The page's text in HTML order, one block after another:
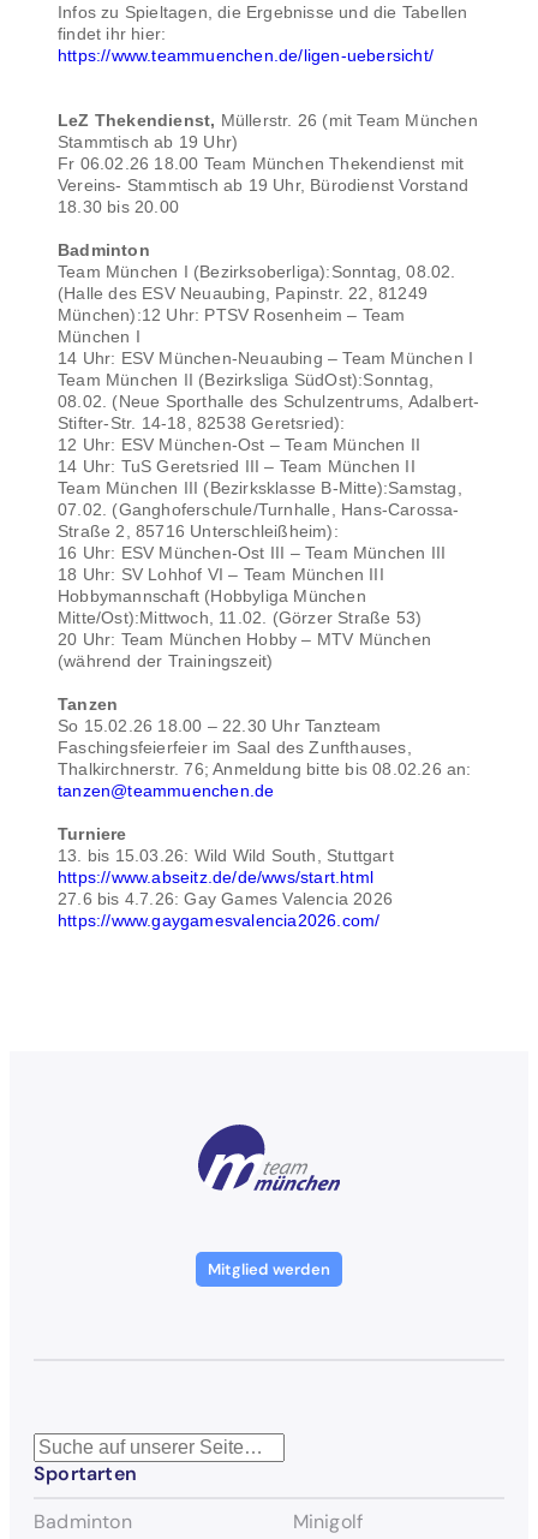
Infos zu Spieltagen, die Ergebnisse und die Tabellen
findet ihr hier:
https://www.teammuenchen.de/ligen-uebersicht/
LeZ Thekendienst, Müllerstr. 26 (mit Team München
Stammtisch ab 19 Uhr)
Fr 06.02.26 18.00 Team München Thekendienst mit
Vereins- Stammtisch ab 19 Uhr, Bürodienst Vorstand
18.30 bis 20.00
Badminton
Team München I (Bezirksoberliga):Sonntag, 08.02.
(Halle des ESV Neuaubing, Papinstr. 22, 81249
München):12 Uhr: PTSV Rosenheim – Team
München I
14 Uhr: ESV München-Neuaubing – Team München I
Team München II (Bezirksliga SüdOst):Sonntag,
08.02. (Neue Sporthalle des Schulzentrums, Adalbert-
Stifter-Str. 14-18, 82538 Geretsried):
12 Uhr: ESV München-Ost – Team München II
14 Uhr: TuS Geretsried III – Team München II
Team München III (Bezirksklasse B-Mitte):Samstag,
07.02. (Ganghoferschule/Turnhalle, Hans-Carossa-
Straße 2, 85716 Unterschleißheim):
16 Uhr: ESV München-Ost III – Team München III
18 Uhr: SV Lohhof VI – Team München III
Hobbymannschaft (Hobbyliga München
Mitte/Ost):Mittwoch, 11.02. (Görzer Straße 53)
20 Uhr: Team München Hobby – MTV München
(während der Trainingszeit)
Tanzen
So 15.02.26 18.00 – 22.30 Uhr Tanzteam
Faschingsfeierfeier im Saal des Zunfthauses,
Thalkirchnerstr. 76; Anmeldung bitte bis 08.02.26 an:
tanzen@teammuenchen.de
Turniere
13. bis 15.03.26: Wild Wild South, Stuttgart
https://www.abseitz.de/de/wws/start.html
27.6 bis 4.7.26: Gay Games Valencia 2026
https://www.gaygamesvalencia2026.com/
Mitglied werden
S
u
h
Sportarten
Badminton
Minigolf